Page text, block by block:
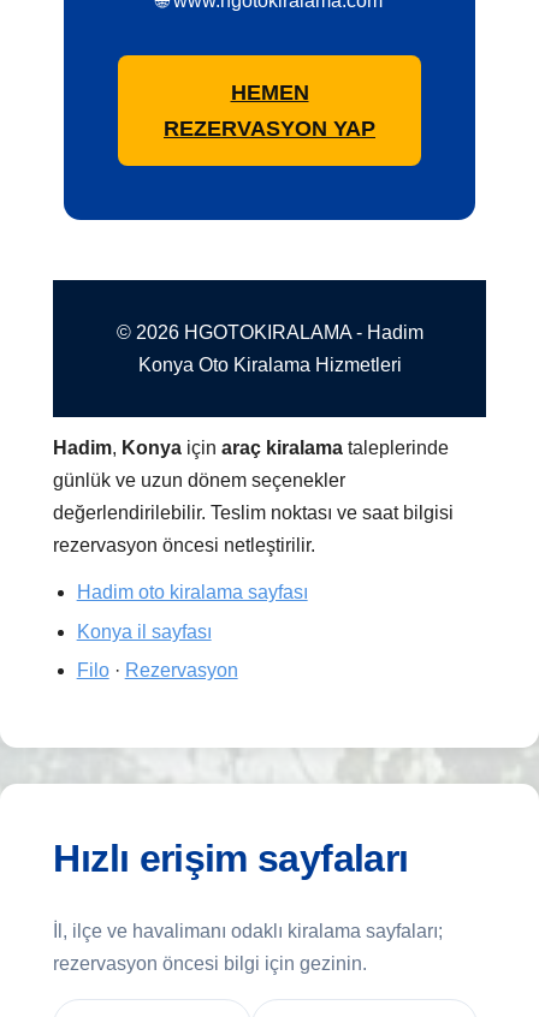
HEMEN
REZERVASYON YAP
© 2026 HGOTOKIRALAMA - Hadim
Konya Oto Kiralama Hizmetleri
Hadim, Konya içinaraç kiralama taleplerinde
günlük ve uzun dönem seçenekler
değerlendirilebilir. Teslim noktası ve saat bilgisi
rezervasyon öncesi netleştirilir.
Hadim oto kiralama sayfası
Konya il sayfası
Filo· Rezervasyon
Hızlı erişim sayfaları
İl, ilçe ve havalimanı odaklı kiralama sayfaları;
rezervasyon öncesi bilgi için gezinin.